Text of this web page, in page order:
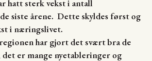
hatt sterk vekst i antall
siste årene. Dette skyldes først og
i næringslivet.
har gjort det svært bra de
er mange nyetableringer og